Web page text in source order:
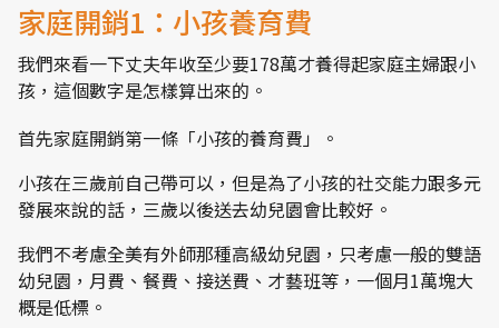
家庭開銷1：小孩養育費
我們來看一下丈夫年收至少要178萬才養得起家庭主婦跟小
孩，這個數字是怎樣算出來的。
首先家庭開銷第一條「小孩的養育費」。
小孩在三歲前自己帶可以，但是為了小孩的社交能力跟多元
發展來說的話，三歲以後送去幼兒園會比較好。
我們不考慮全美有外師那種高級幼兒園，只考慮一般的雙語
幼兒園，月費、餐費、接送費、才藝班等，一個月1萬塊大
概是低標。